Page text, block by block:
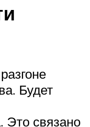
Будет
Это связано